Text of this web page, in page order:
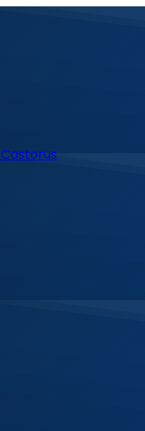
Castorus